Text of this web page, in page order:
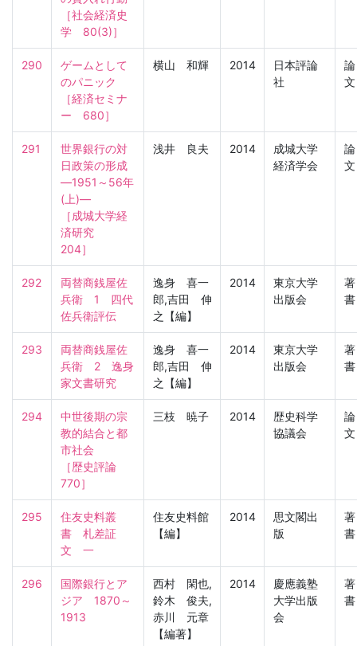
［社会経済史
学　80(3)］
290
ゲームとして
のパニック
［経済セミナ
ー　680］
横山 和輝 2014
日本評論
社
論
文
291
世界銀行の対
日政策の形成
―1951～56年
(上)―
［成城大学経
済研究
204］
浅井 良夫 2014
成城大学
経済学会
論
文
292
両替商銭屋佐
兵衛　1　四代
佐兵衛評伝
逸身 喜一
郎,吉田 伸
之【編】
2014
東京大学
出版会
著
書
293
両替商銭屋佐
兵衛　2　逸身
家文書研究
逸身 喜一
郎,吉田 伸
之【編】
2014
東京大学
出版会
著
書
294
中世後期の宗
教的結合と都
市社会
［歴史評論
770］
三枝 暁子 2014
歴史科学
協議会
論
文
295
住友史料叢
書　札差証
文　一
住友史料館
【編】
2014
思文閣出
版
著
書
296
国際銀行とア
ジア　1870～
1913
西村 閑也,
鈴木 俊夫,
赤川 元章
【編著】
2014
慶應義塾
大学出版
会
著
書